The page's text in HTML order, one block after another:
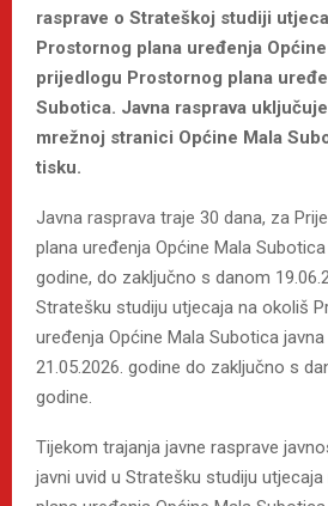
rasprave o Strateškoj studiji
Prostornog plana uređenja
prijedlogu Prostornog plana
Subotica. Javna rasprava
mrežnoj stranici Općine Mala
tisku.
Javna rasprava traje 30 dana, za
plana uređenja Općine Mala
godine, do zaključno s danom
Stratešku studiju utjecaja na okoliš
uređenja Općine Mala Subotica
21.05.2026. godine do zaključno s
godine.
Tijekom trajanja javne rasprave
javni uvid u Stratešku studiju